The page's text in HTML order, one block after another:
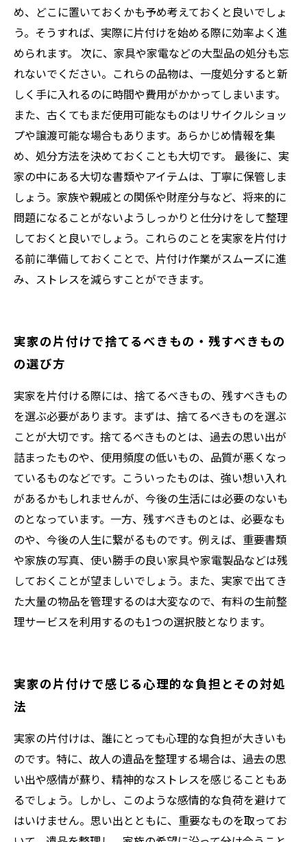
め、どこに置いておくかも予め考えておくと良いでしょ
う。そうすれば、実際に片付けを始める際に効率よく進
められます。 次に、家具や家電などの大型品の処分も忘
れないでください。これらの品物は、一度処分すると新
しく手に入れるのに時間や費用がかかってしまいます。
また、古くてもまだ使用可能なものはリサイクルショッ
プや譲渡可能な場合もあります。あらかじめ情報を集
め、処分方法を決めておくことも大切です。 最後に、実
家の中にある大切な書類やアイテムは、丁寧に保管しま
しょう。家族や親戚との関係や財産分与など、将来的に
問題になることがないようしっかりと仕分けをして整理
しておくと良いでしょう。これらのことを実家を片付け
る前に準備しておくことで、片付け作業がスムーズに進
み、ストレスを減らすことができます。
実家の片付けで捨てるべきもの・残すべきもの
の選び方
実家を片付ける際には、捨てるべきもの、残すべきもの
を選ぶ必要があります。まずは、捨てるべきものを選ぶ
ことが大切です。捨てるべきものとは、過去の思い出が
詰まったものや、使用頻度の低いもの、品質が悪くなっ
ているものなどです。こういったものは、強い想い入れ
があるかもしれませんが、今後の生活には必要のないも
のとなっています。一方、残すべきものとは、必要なも
のや、今後の人生に繋がるものです。例えば、重要書類
や家族の写真、使い勝手の良い家具や家電製品などは残
しておくことが望ましいでしょう。また、実家で出てき
た大量の物品を管理するのは大変なので、有料の生前整
理サービスを利用するのも1つの選択肢となります。
実家の片付けで感じる心理的な負担とその対処
法
実家の片付けは、誰にとっても心理的な負担が大きいも
のです。特に、故人の遺品を整理する場合は、過去の思
い出や感情が蘇り、精神的なストレスを感じることもあ
るでしょう。しかし、このような感情的な負荷を避けて
はいけません。思い出とともに、重要なものを取ってお